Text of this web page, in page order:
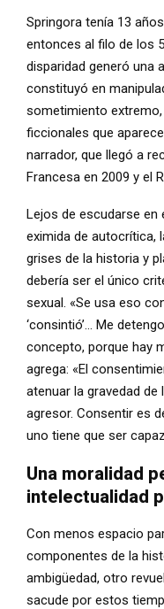
Springora tenía 13
entonces al filo de los
disparidad generó una
constituyó en
sometimiento
ficcionales que
narrador, que llegó a
Francesa en 2009 y el
Lejos de escudarse
eximida de autocrítica,
grises de la historia y
debería ser el único
sexual. «Se usa eso
‘consintió’… Me
concepto, porque hay
agrega: «El
atenuar la gravedad
agresor. Consentir es
uno tiene que ser
Una moralidad
intelectualidad
Con menos espacio
componentes de la
ambigüedad, otro
sacude por estos